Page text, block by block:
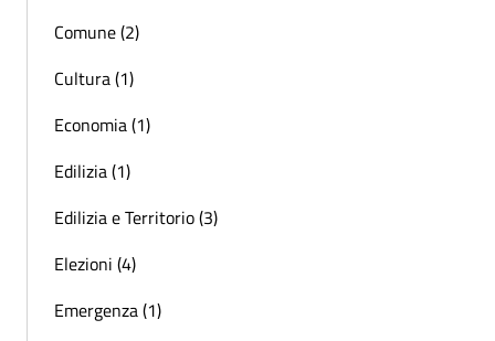
Comune (2)
Cultura (1)
Economia (1)
Edilizia (1)
Edilizia e Territorio (3)
Elezioni (4)
Emergenza (1)